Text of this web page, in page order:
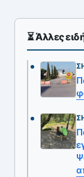
⏳ Άλλες